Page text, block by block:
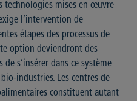
technologies mises en œuvre
l’intervention de
étapes des processus de
option deviendront des
s’insérer dans ce système
industries. Les centres de
constituent autant